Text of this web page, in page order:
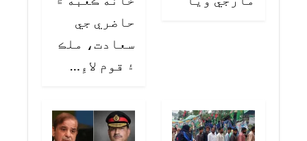
حاضري جي
سعادت، ملڪ
۽ قوم لاءِ…